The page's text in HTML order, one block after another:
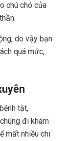
chú chó của
do vậy bạn
quá mức,
tật,
đi khám
mất nhiều chi